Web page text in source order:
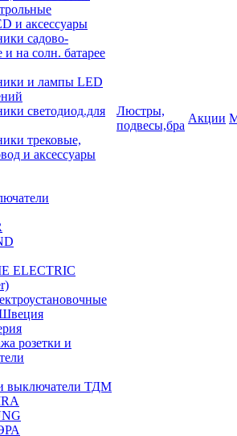
и аксессуары
садово-
и на солн. батарее
и лампы LED
светодиод.для
трековые,
и аксессуары
ELECTRIC
розетки и
выключатели ТДМ
Люстры,
подвесы,бра
Акции